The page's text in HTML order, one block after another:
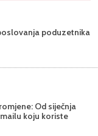
poduzetnika
Od siječnja
koju koriste